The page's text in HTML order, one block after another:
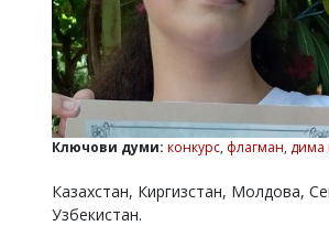
Управители:
Веселин
Василев,
v.vasilev@flagman.bg
Касабова,
k.kassabova@flagman.bg
Главен
редактор:
Ключови думи: конкурс, флагман, дима
Казахстан, Киргизстан, Молдова,
Узбекистан.